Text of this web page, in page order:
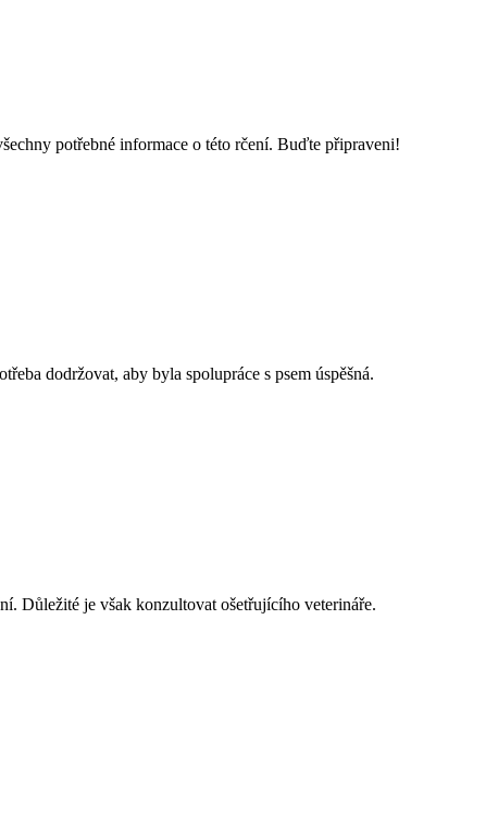
potřebné informace o této rčení. Buďte připraveni!
dodržovat, aby byla spolupráce s psem úspěšná.
Důležité je však konzultovat ošetřujícího veterináře.